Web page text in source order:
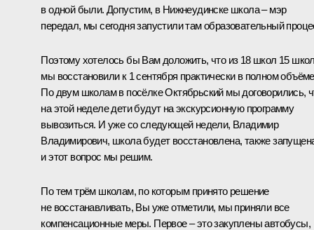
в одной были. Допустим, в Нижнеудинске школа – мэр
передал, мы сегодня запустили там образовательный
Поэтому хотелось бы Вам доложить, что из 18 школ 15
мы восстановили к 1 сентября практически в полном
По двум школам в посёлке Октябрьский мы договорились,
на этой неделе дети будут на экскурсионную программу
вывозиться. И уже со следующей недели, Владимир
Владимирович, школа будет восстановлена, также
и этот вопрос мы решим.
По тем трём школам, по которым принято решение
не восстанавливать, Вы уже отметили, мы приняли все
компенсационные меры. Первое – это закуплены автобусы,